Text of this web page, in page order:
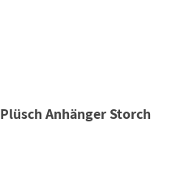
Plüsch Anhänger Storch